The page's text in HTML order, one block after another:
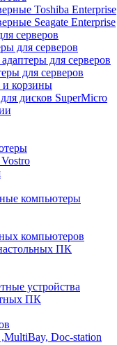
Toshiba Enterprise
Seagate Enterprise
серверов
для серверов
для серверов
для серверов
и корзины
дисков SuperMicro
компьютеры
компьютеров
ПК
устройства
ПК
Doc-station